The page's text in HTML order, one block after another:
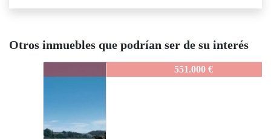
Otros inmuebles que podrían ser de su interés